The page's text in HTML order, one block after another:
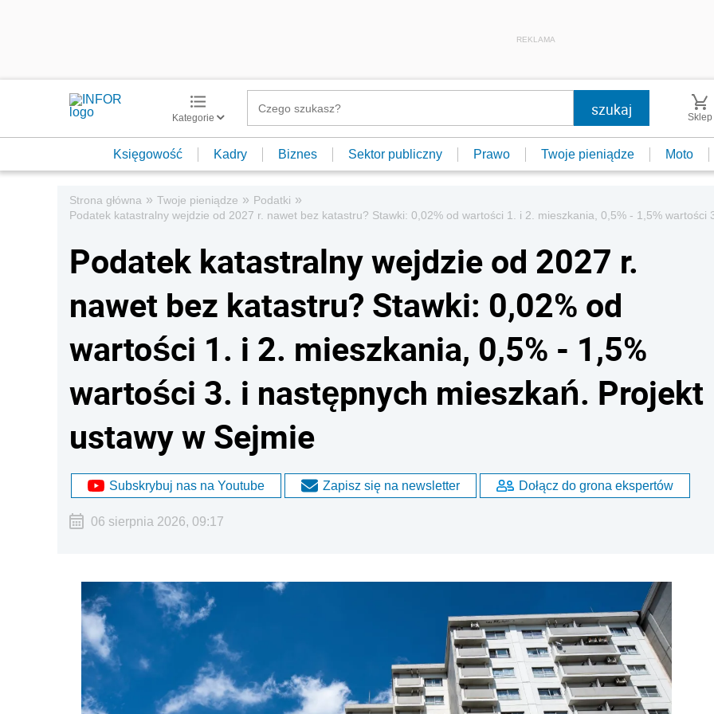
REKLAMA
Kategorie Sklep
Księgowość Kadry Biznes Sektor publiczny Prawo Twoje pieniądze Moto
Strona główna » Twoje pieniądze » Podatki »
Podatek katastralny wejdzie od 2027 r. nawet bez katastru? Stawki: 0,02% od wartości 1. i 2. mieszkania, 0,5% - 1,5%
Podatek katastralny wejdzie od 2027 r.
nawet bez katastru? Stawki: 0,02% od
wartości 1. i 2. mieszkania, 0,5% - 1,5%
wartości 3. i następnych mieszkań. Projekt
ustawy w Sejmie
Subskrybuj nas na Youtube Zapisz się na newsletter Dołącz do grona ekspertów
06 sierpnia 2026, 09:17